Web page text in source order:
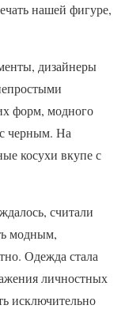
нашей фигуре,
дизайнеры
форм, модного
черным. На
косухи вкупе с
считали
модным,
Одежда стала
личностных
исключительно